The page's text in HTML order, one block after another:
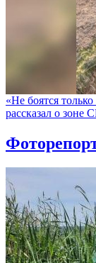
«Не боятся
рассказал о зоне